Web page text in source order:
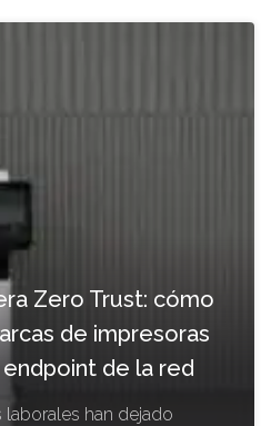
Zero Trust: cómo
de impresoras
de la red
laborales han dejado